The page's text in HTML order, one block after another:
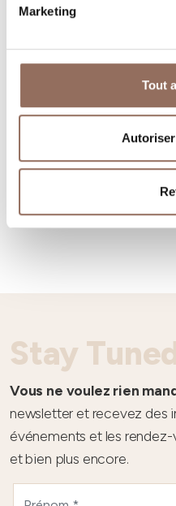
Marketing
Tout
Entrant
Stay
Vous ne voulez rien
newsletter et recevez des
événements et les
et bien plus encore.